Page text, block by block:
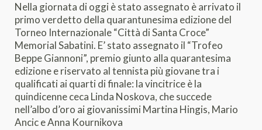
Nella giornata di oggi è stato assegnato è arrivato il
primo verdetto della quarantunesima edizione del
Torneo Internazionale “Città di Santa Croce”
Memorial Sabatini. E’ stato assegnato il “Trofeo
Beppe Giannoni”, premio giunto alla quarantesima
edizione e riservato al tennista più giovane tra i
qualificati ai quarti di finale: la vincitrice è la
quindicenne ceca Linda Noskova, che succede
nell’albo d’oro ai giovanissimi Martina Hingis, Mario
Ancic e Anna Kournikova